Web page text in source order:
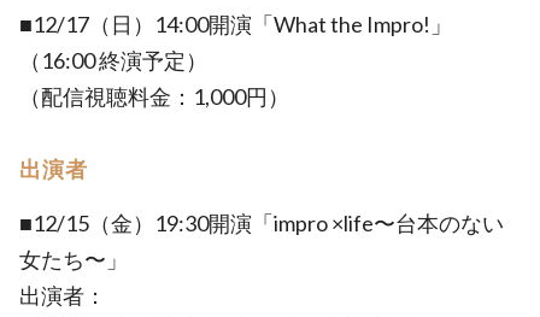
■12/17（日）14:00開演「What the Impro!」
（16:00 終演予定）
（配信視聴料金：1,000円）
出演者
■12/15（金）19:30開演「impro ×life〜台本のない
女たち〜」
出演者：